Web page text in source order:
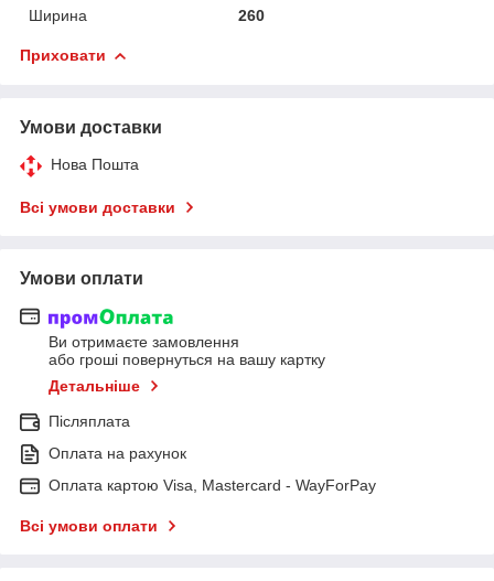
Ширина
260
Приховати
Умови доставки
Нова Пошта
Всі умови доставки
Умови оплати
Ви отримаєте замовлення
або гроші повернуться на вашу картку
Детальніше
Післяплата
Оплата на рахунок
Оплата картою Visa, Mastercard - WayForPay
Всі умови оплати